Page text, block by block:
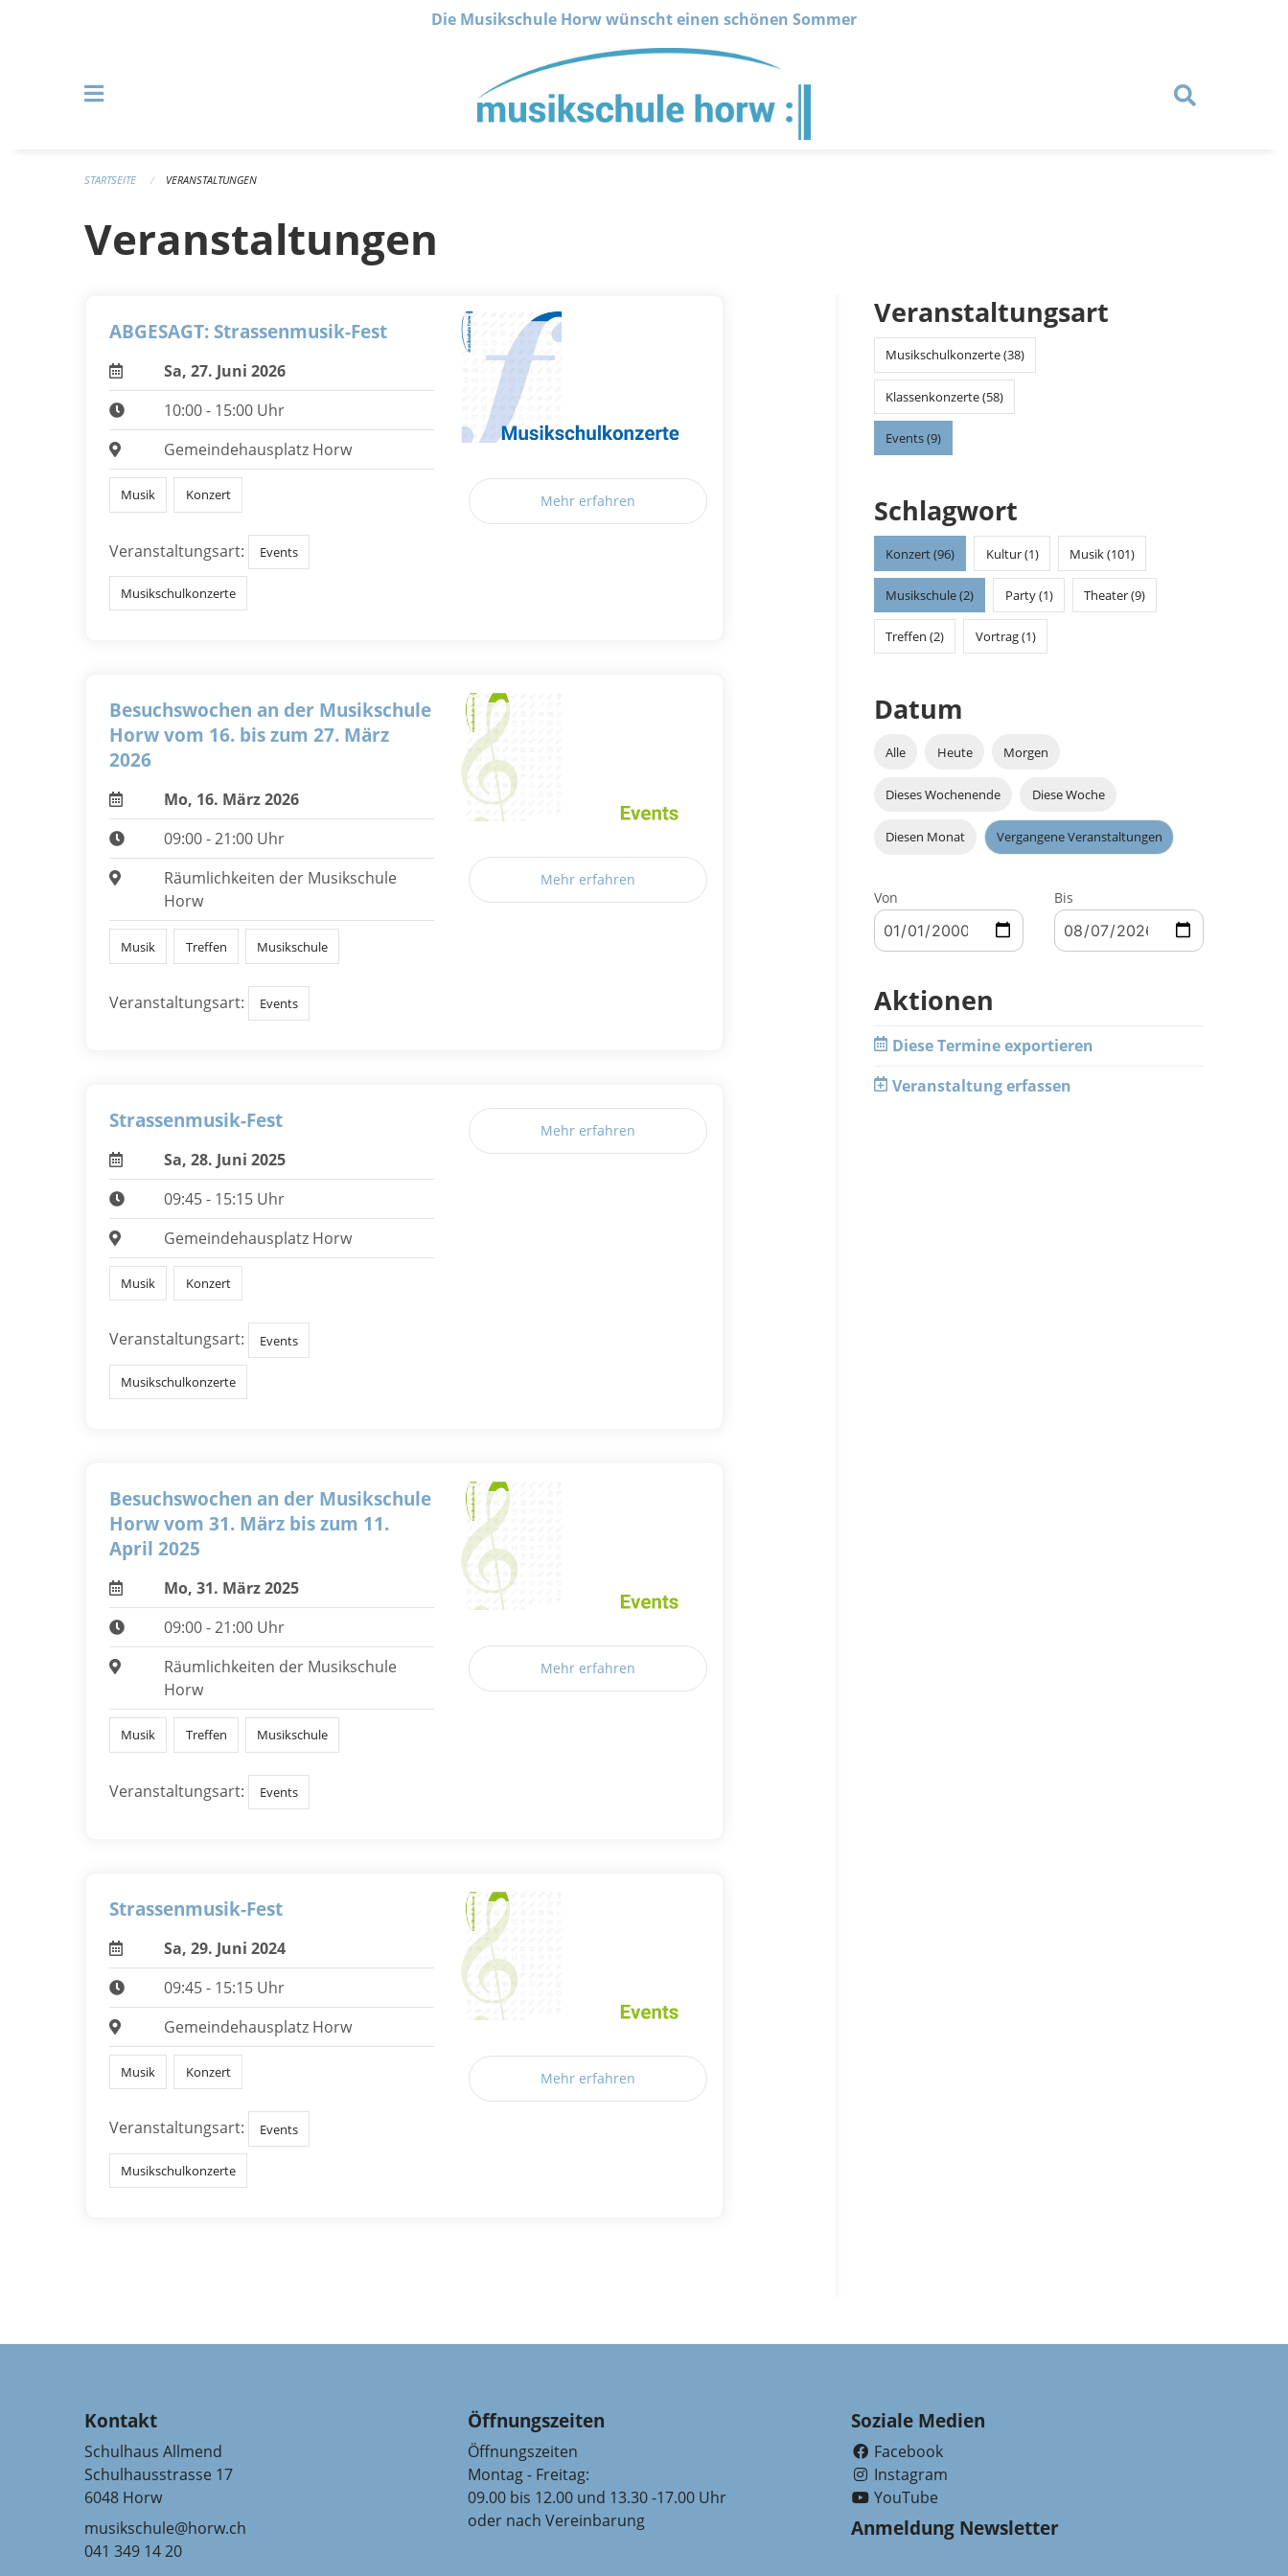
Die Musikschule Horw wünscht einen schönen Sommer
STARTSEITE VERANSTALTUNGEN
Veranstaltungen
ABGESAGT: Strassenmusik-Fest
Sa, 27. Juni 2026
10:00 - 15:00 Uhr
Gemeindehausplatz Horw
Musik Konzert
Veranstaltungsart: Events
Musikschulkonzerte
Mehr erfahren
Besuchswochen an der Musikschule
Horw vom 16. bis zum 27. März
2026
Mo, 16. März 2026
09:00 - 21:00 Uhr
Räumlichkeiten der Musikschule
Horw
Musik Treffen Musikschule
Veranstaltungsart: Events
Mehr erfahren
Strassenmusik-Fest
Sa, 28. Juni 2025
09:45 - 15:15 Uhr
Gemeindehausplatz Horw
Musik Konzert
Veranstaltungsart: Events
Musikschulkonzerte
Mehr erfahren
Besuchswochen an der Musikschule
Horw vom 31. März bis zum 11.
April 2025
Mo, 31. März 2025
09:00 - 21:00 Uhr
Räumlichkeiten der Musikschule
Horw
Musik Treffen Musikschule
Veranstaltungsart: Events
Mehr erfahren
Strassenmusik-Fest
Sa, 29. Juni 2024
09:45 - 15:15 Uhr
Gemeindehausplatz Horw
Musik Konzert
Veranstaltungsart: Events
Musikschulkonzerte
Mehr erfahren
Veranstaltungsart
Musikschulkonzerte (38)
Klassenkonzerte (58)
Events (9)
Schlagwort
Konzert (96) Kultur (1) Musik (101)
Musikschule (2) Party (1) Theater (9)
Treffen (2) Vortrag (1)
Datum
Alle Heute Morgen
Dieses Wochenende Diese Woche
Diesen Monat Vergangene Veranstaltungen
Von Bis
Aktionen
Diese Termine exportieren
Veranstaltung erfassen
Kontakt
Schulhaus Allmend
Schulhausstrasse 17
6048 Horw
musikschule@horw.ch
041 349 14 20
Öffnungszeiten
Öffnungszeiten
Montag - Freitag:
09.00 bis 12.00 und 13.30 -17.00 Uhr
oder nach Vereinbarung
Soziale Medien
Facebook
Instagram
YouTube
Anmeldung Newsletter